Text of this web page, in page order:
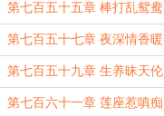
第七百五十五章 棒打乱鸳鸯
第七百五十七章 夜深情香暖
第七百五十九章 生养昧天伦
第七百六十一章 莲座惹嗔痴